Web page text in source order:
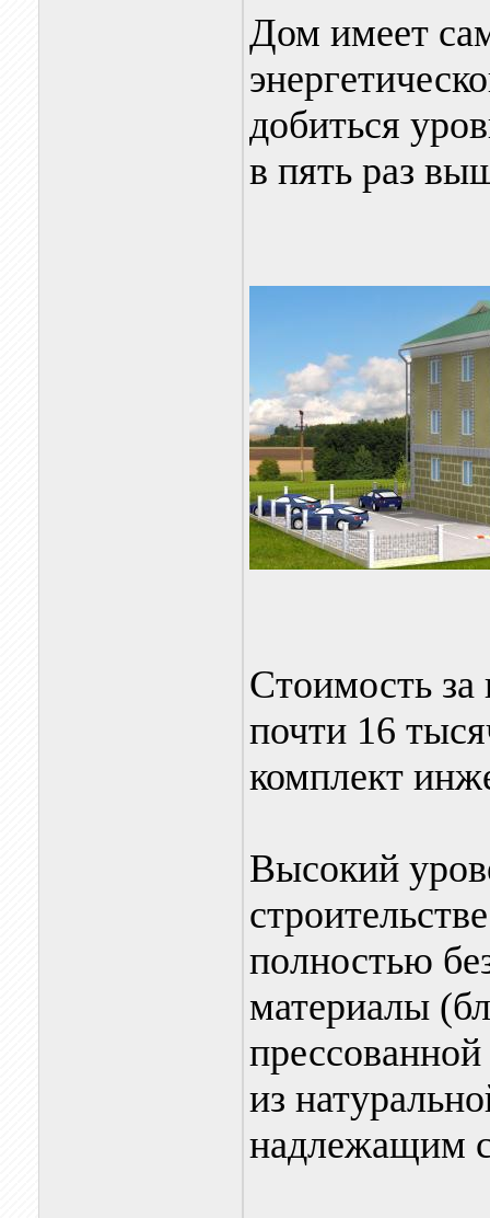
Дом имеет
добиться
в пять раз
Стоимость за
почти 16
комплект
Высокий
полностью
материалы
из
надлежащим